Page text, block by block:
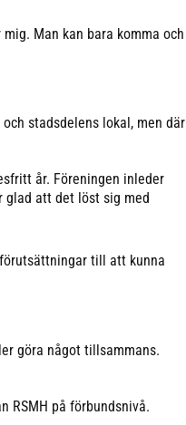
Man kan bara komma och
stadsdelens lokal, men där
år. Föreningen inleder
glad att det löst sig med
till att kunna
göra något tillsammans.
RSMH på förbundsnivå.